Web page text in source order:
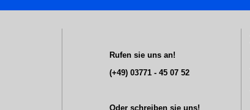
Rufen sie uns an!
(+49) 03771 - 45 07 52
Oder schreiben sie uns!